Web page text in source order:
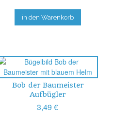
in den Warenkorb
Bob der Baumeister
Aufbügler
3,49 €